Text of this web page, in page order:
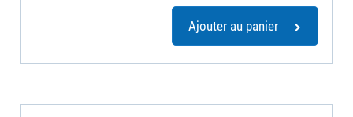
Ajouter au panier